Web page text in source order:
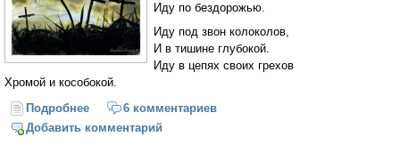
Иду по бездорожью.
Иду под звон колоколов,
И в тишине глубокой.
Иду в цепях своих грехов
Хромой и кособокой.
Подробнее о Спасение моё
6 комментариев
Добавить комментарий